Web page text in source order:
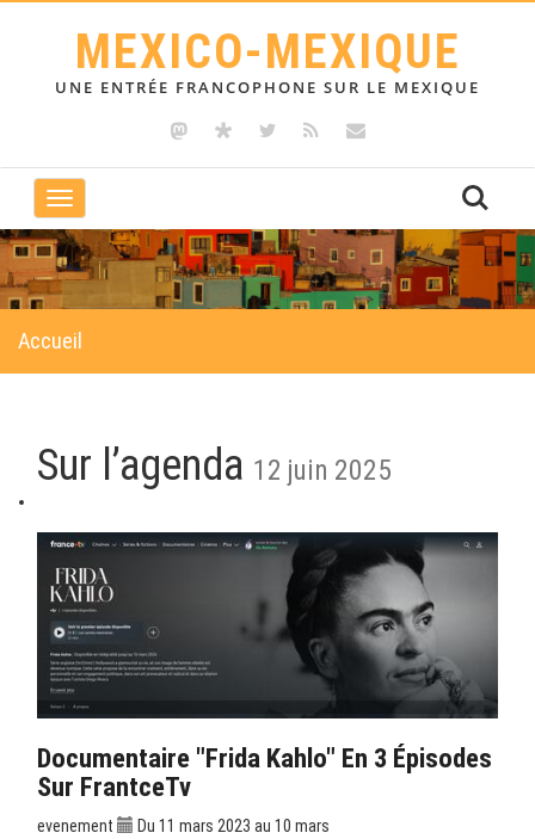
MEXICO-MEXIQUE
UNE ENTRÉE FRANCOPHONE SUR LE MEXIQUE
Toggle
navigation
Accueil
Sur l’agenda 12 juin 2025
Documentaire "Frida Kahlo" En 3 Épisodes
Sur FrantceTv
evenement
Du 11 mars 2023 au 10 mars